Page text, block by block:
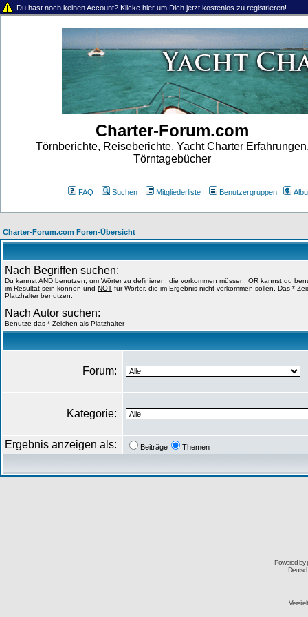
Du hast noch keinen Account? Klicke hier um Dich jetzt kostenlos zu registrieren!
Charter-Forum.com
Törnberichte, Reiseberichte, Yacht Charter
Törntagebücher
FAQ Suchen Mitgliederliste Benutzergruppen
Charter-Forum.com Foren-Übersicht
Nach Begriffen suchen:
Du kannstAND benutzen, um Wörter zu definieren, die vorkommen müssen; OR kannst du
im Resultat sein können und NOT für Wörter, die im Ergebnis nicht vorkommen sollen. Das *-
Platzhalter benutzen.
Nach Autor suchen:
Benutze das *-Zeichen als Platzhalter
Forum:
Kategorie:
Ergebnis anzeigen als: Beiträge Themen
Powered by